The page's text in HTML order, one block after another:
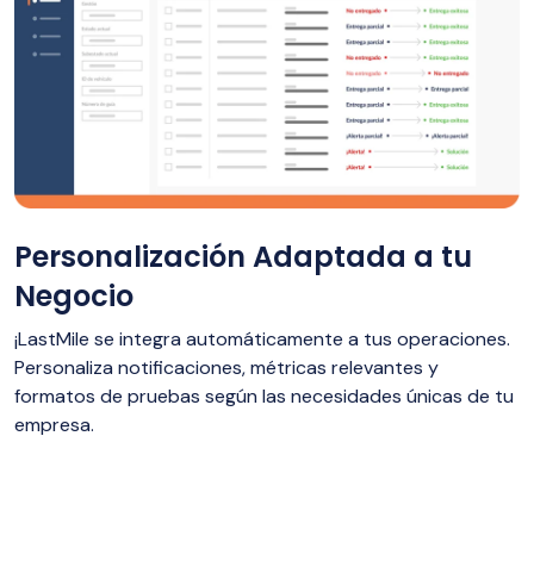
Personalización Adaptada a tu
Negocio
¡LastMile se integra automáticamente a tus operaciones.
Personaliza notificaciones, métricas relevantes y
formatos de pruebas según las necesidades únicas de tu
empresa.